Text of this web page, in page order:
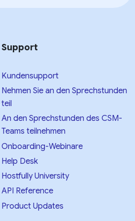
Support
Kundensupport
Nehmen Sie an den Sprechstunden
teil
An den Sprechstunden des CSM-
Teams teilnehmen
Onboarding-Webinare
Help Desk
Hostfully University
API Reference
Product Updates